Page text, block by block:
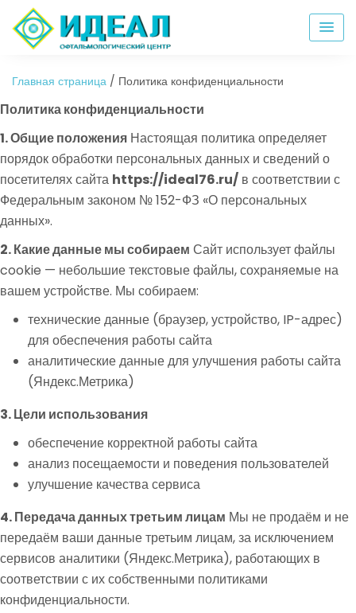
Главная страница / Политика конфиденциальности
Политика конфиденциальности
1. Общие положения Настоящая политика определяет
порядок обработки персональных данных и сведений о
посетителях сайта https://ideal76.ru/ в соответствии с
Федеральным законом № 152-ФЗ «О персональных
данных».
2. Какие данные мы собираем Сайт использует файлы
cookie — небольшие текстовые файлы, сохраняемые на
вашем устройстве. Мы собираем:
технические данные (браузер, устройство, IP-адрес)
для обеспечения работы сайта
аналитические данные для улучшения работы сайта
(Яндекс.Метрика)
3. Цели использования
обеспечение корректной работы сайта
анализ посещаемости и поведения пользователей
улучшение качества сервиса
4. Передача данных третьим лицам Мы не продаём и не
передаём ваши данные третьим лицам, за исключением
сервисов аналитики (Яндекс.Метрика), работающих в
соответствии с их собственными политиками
конфиденциальности.